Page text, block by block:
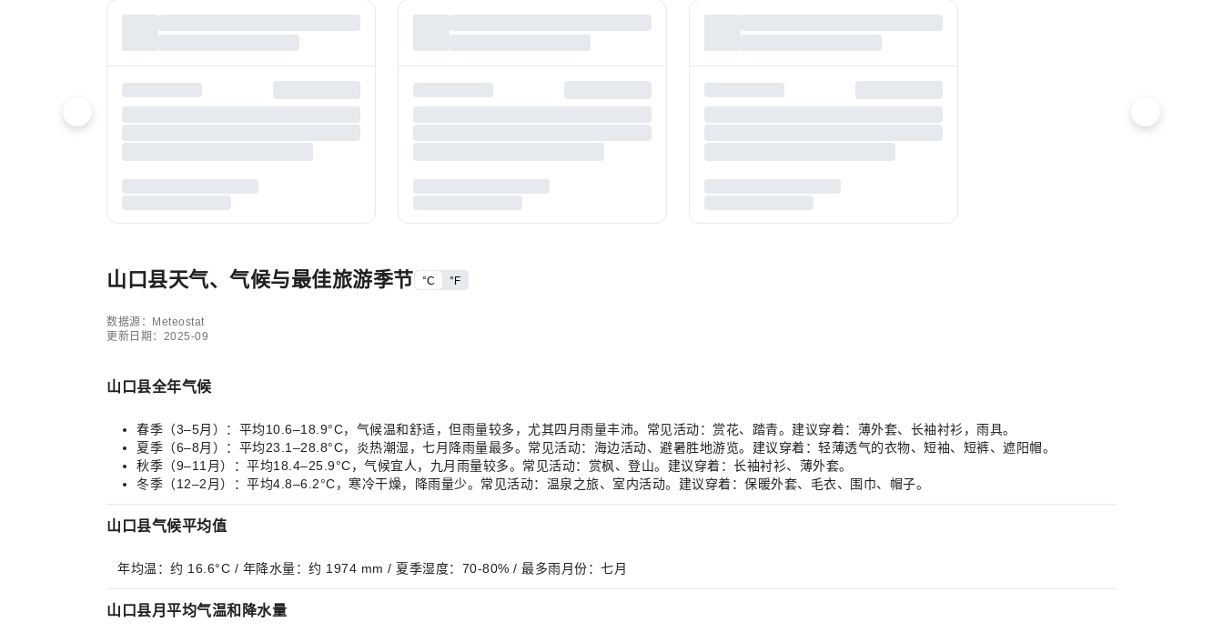
山口县天气、气候与最佳旅游季节 °C °F
数据源：Meteostat
更新日期：2025-09
山口县全年气候
春季（3–5月）：平均10.6–18.9°C，气候温和舒适，但雨量较多，尤其四月雨量丰沛。常见活动：赏花、踏青。建议穿着：薄外套、长袖衬衫，雨具。
夏季（6–8月）：平均23.1–28.8°C，炎热潮湿，七月降雨量最多。常见活动：海边活动、避暑胜地游览。建议穿着：轻薄透气的衣物、短袖、短裤、遮阳帽。
秋季（9–11月）：平均18.4–25.9°C，气候宜人，九月雨量较多。常见活动：赏枫、登山。建议穿着：长袖衬衫、薄外套。
冬季（12–2月）：平均4.8–6.2°C，寒冷干燥，降雨量少。常见活动：温泉之旅、室内活动。建议穿着：保暖外套、毛衣、围巾、帽子。
山口县气候平均值
年均温：约 16.6°C / 年降水量：约 1974 mm / 夏季湿度：70-80% / 最多雨月份：七月
山口县月平均气温和降水量